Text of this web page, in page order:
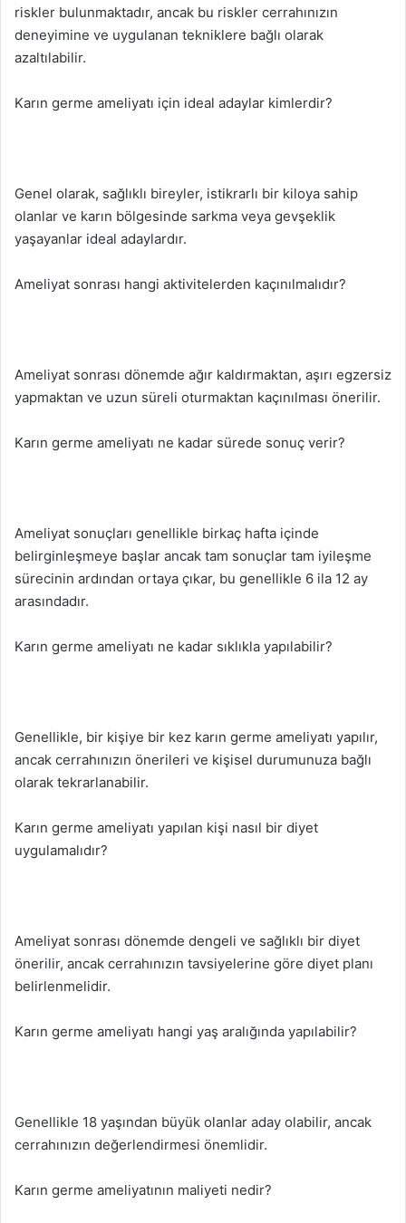
riskler bulunmaktadır, ancak bu riskler cerrahınızın
deneyimine ve uygulanan tekniklere bağlı olarak
azaltılabilir.
Karın germe ameliyatı için ideal adaylar kimlerdir?
Genel olarak, sağlıklı bireyler, istikrarlı bir kiloya sahip
olanlar ve karın bölgesinde sarkma veya gevşeklik
yaşayanlar ideal adaylardır.
Ameliyat sonrası hangi aktivitelerden kaçınılmalıdır?
Ameliyat sonrası dönemde ağır kaldırmaktan, aşırı egzersiz
yapmaktan ve uzun süreli oturmaktan kaçınılması önerilir.
Karın germe ameliyatı ne kadar sürede sonuç verir?
Ameliyat sonuçları genellikle birkaç hafta içinde
belirginleşmeye başlar ancak tam sonuçlar tam iyileşme
sürecinin ardından ortaya çıkar, bu genellikle 6 ila 12 ay
arasındadır.
Karın germe ameliyatı ne kadar sıklıkla yapılabilir?
Genellikle, bir kişiye bir kez karın germe ameliyatı yapılır,
ancak cerrahınızın önerileri ve kişisel durumunuza bağlı
olarak tekrarlanabilir.
Karın germe ameliyatı yapılan kişi nasıl bir diyet
uygulamalıdır?
Ameliyat sonrası dönemde dengeli ve sağlıklı bir diyet
önerilir, ancak cerrahınızın tavsiyelerine göre diyet planı
belirlenmelidir.
Karın germe ameliyatı hangi yaş aralığında yapılabilir?
Genellikle 18 yaşından büyük olanlar aday olabilir, ancak
cerrahınızın değerlendirmesi önemlidir.
Karın germe ameliyatının maliyeti nedir?